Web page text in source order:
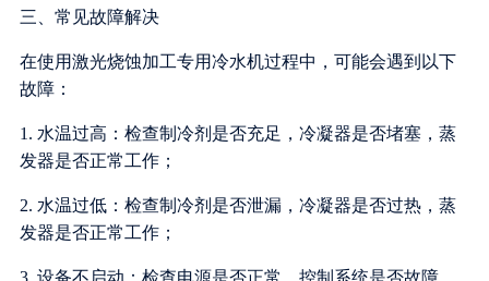
三、常见故障解决
在使用激光烧蚀加工专用冷水机过程中，可能会遇到以下
故障：
1. 水温过高：检查制冷剂是否充足，冷凝器是否堵塞，蒸
发器是否正常工作；
2. 水温过低：检查制冷剂是否泄漏，冷凝器是否过热，蒸
发器是否正常工作；
3. 设备不启动：检查电源是否正常，控制系统是否故障。